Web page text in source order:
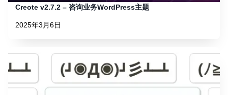
Creote v2.7.2 – 咨询业务WordPress主题
2025年3月6日